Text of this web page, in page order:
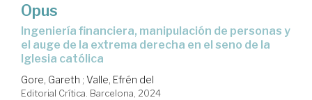
Opus
ingeniería financiera, manipulación de personas y
el auge de la extrema derecha en el seno de la
Iglesia católica
Gore, Gareth ; Valle, Efrén del
Editorial Crítica. Barcelona, 2024